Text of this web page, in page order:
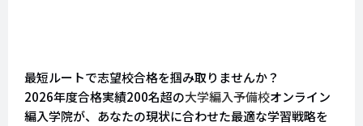
最短ルートで志望校合格を掴み取りませんか？
2026年度合格実績200名超の大学編入予備校オンライン
編入学院が、あなたの現状に合わせた最適な学習戦略を